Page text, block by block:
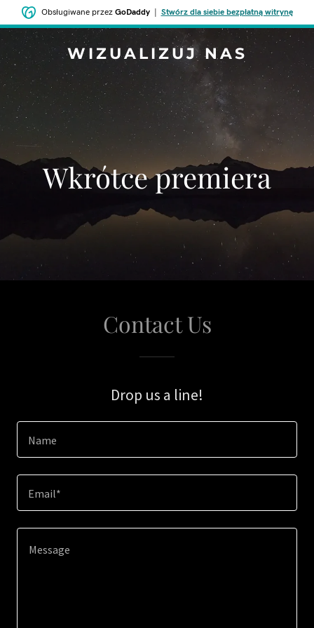
Obsługiwane przez GoDaddy| Stwórz dla siebie bezpłatną witrynę
WIZUALIZUJ NAS
Wkrótce premiera
Contact Us
Drop us a line!
Name
Email*